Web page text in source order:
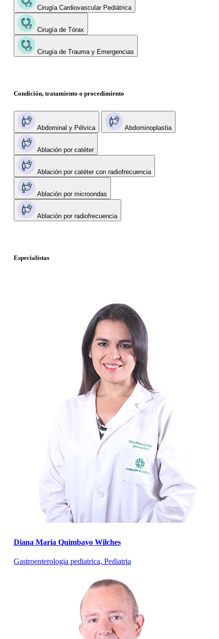
Cirugía Cardiovascular Pediátrica
Cirugía de Tórax
Cirugía de Trauma y Emergencias
Condición, tratamiento o procedimiento
Abdominal y Pélvica Abdominoplastia
Ablación por catéter
Ablación por catéter con radiofrecuencia
Ablación por microondas
Ablación por radiofrecuencia
Especialistas
Diana Maria Quimbayo Wilches
Gastroenterologia pediatrica, Pediatria